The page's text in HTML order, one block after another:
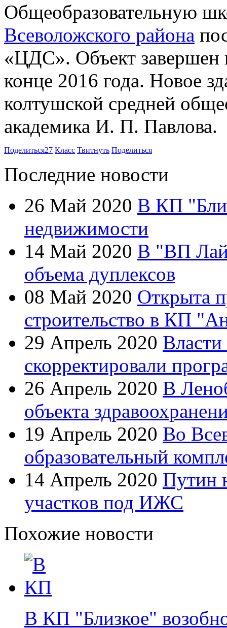
Общеобразовательную
Всеволожского района
«ЦДС». Объект завершен
конце 2016 года. Новое
колтушской средней
академика И. П. Павлова.
Поделиться27 Класс Твитнуть Поделиться
Последние новости
26 Май 2020 В КП
недвижимости
14 Май 2020 В "ВП
объема дуплексов
08 Май 2020 Открыта
строительство в КП
29 Апрель 2020
скорректировали
26 Апрель 2020 В
объекта
19 Апрель 2020 Во
образовательный
14 Апрель 2020 Путин
участков под ИЖС
Похожие новости
В КП "Близкое"